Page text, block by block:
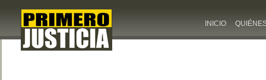
INICIO